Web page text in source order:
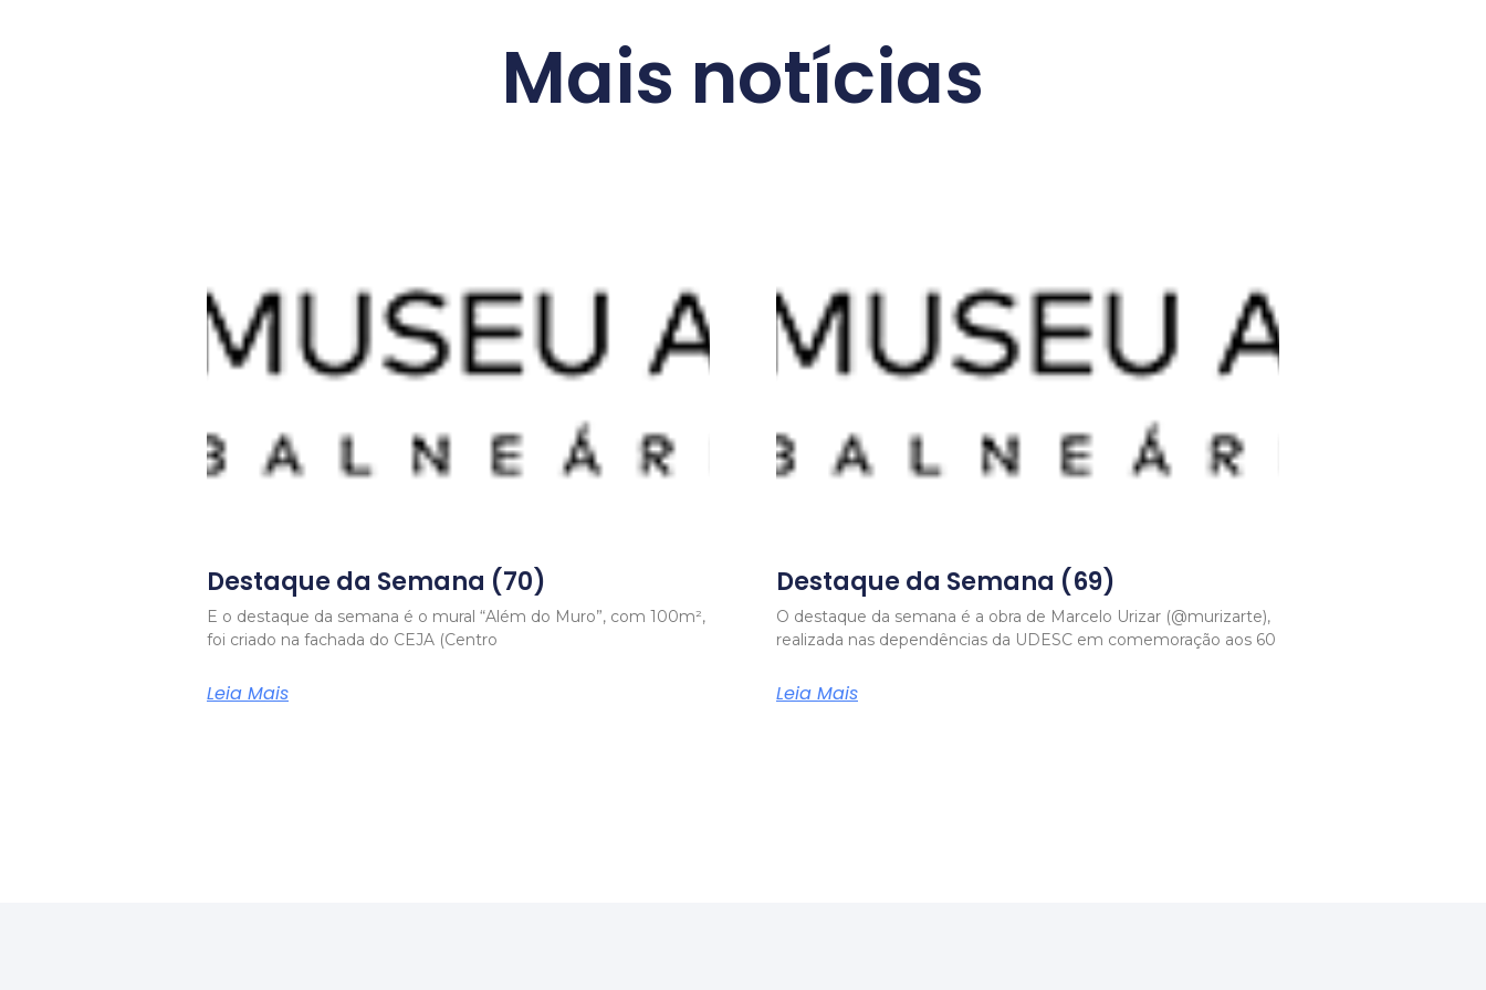
Mais notícias
Destaque da Semana (70)
E o destaque da semana é o mural “Além do Muro”, com 100m²,
foi criado na fachada do CEJA (Centro
Leia Mais
Destaque da Semana (69)
O destaque da semana é a obra de Marcelo Urizar (@murizarte),
realizada nas dependências da UDESC em comemoração aos 60
Leia Mais